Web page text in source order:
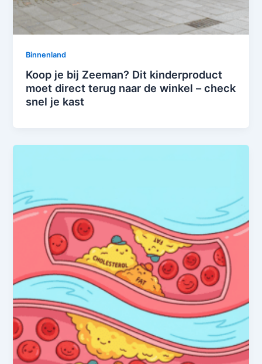
Binnenland
Koop je bij Zeeman? Dit kinderproduct
moet direct terug naar de winkel – check
snel je kast